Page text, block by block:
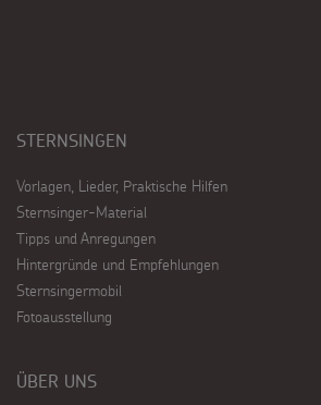
STERNSINGEN
Vorlagen, Lieder, Praktische Hilfen
Sternsinger-Material
Tipps und Anregungen
Hintergründe und Empfehlungen
Sternsingermobil
Fotoausstellung
ÜBER UNS